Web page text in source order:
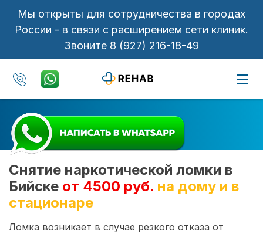
Мы открыты для сотрудничества в городах
России - в связи с расширением сети клиник.
Звоните 8 (927) 216-18-49
Снятие наркотической ломки в
Бийске от 4500 руб. на дому и в
стационаре
Ломка возникает в случае резкого отказа от